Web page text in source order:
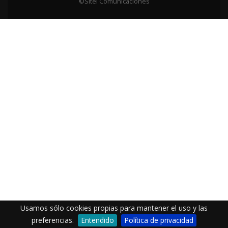
Usamos sólo cookies propias para mantener el uso y las
preferencias.
Entendido Política de privacidad